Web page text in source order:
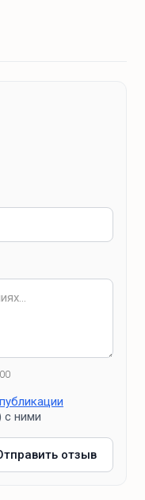
с ними
отзыв